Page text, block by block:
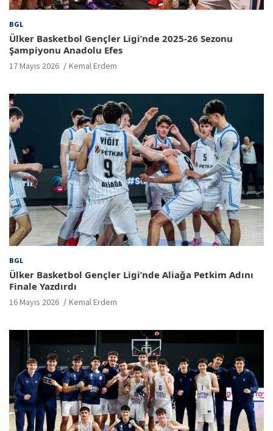
BGL
Ülker Basketbol Gençler Ligi’nde 2025-26 Sezonu
Şampiyonu Anadolu Efes
17 Mayıs 2026 Kemal Erdem
BGL
Ülker Basketbol Gençler Ligi’nde Aliağa Petkim Adını
Finale Yazdırdı
16 Mayıs 2026 Kemal Erdem